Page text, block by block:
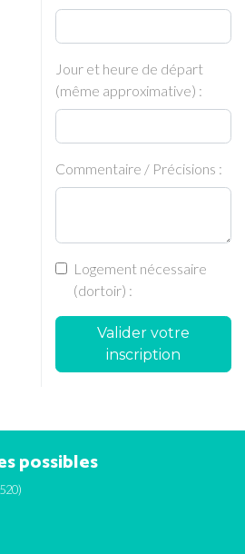
Jour et heure de départ
(même approximative) :
Commentaire / Précisions :
Logement nécessaire
(dortoir) :
Valider votre
inscription
possibles